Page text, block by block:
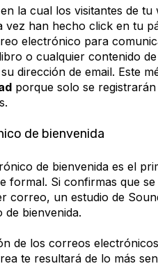
la cual los visitantes de
vez han hecho click en tu
electrónico para
o cualquier contenido
dirección de email. Este
porque solo se
de bienvenida
de bienvenida es el
formal. Si confirmas que
correo, un estudio de
bienvenida.
de los correos
te resultará de lo más